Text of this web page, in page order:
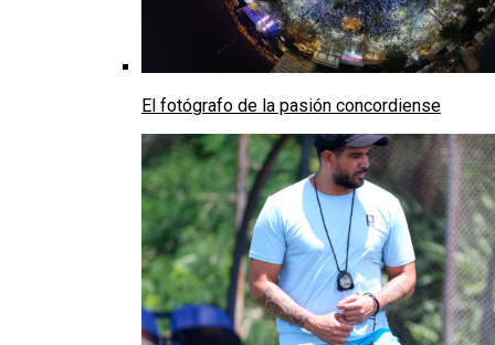
El fotógrafo de la pasión concordiense